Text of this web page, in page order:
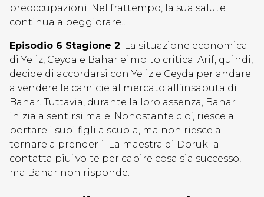
preoccupazioni. Nel frattempo, la sua salute
continua a peggiorare…
Episodio 6 Stagione 2. La situazione economica
di Yeliz, Ceyda e Bahar e’ molto critica. Arif, quindi,
decide di accordarsi con Yeliz e Ceyda per andare
a vendere le camicie al mercato all’insaputa di
Bahar. Tuttavia, durante la loro assenza, Bahar
inizia a sentirsi male. Nonostante cio’, riesce a
portare i suoi figli a scuola, ma non riesce a
tornare a prenderli. La maestra di Doruk la
contatta piu’ volte per capire cosa sia successo,
ma Bahar non risponde.